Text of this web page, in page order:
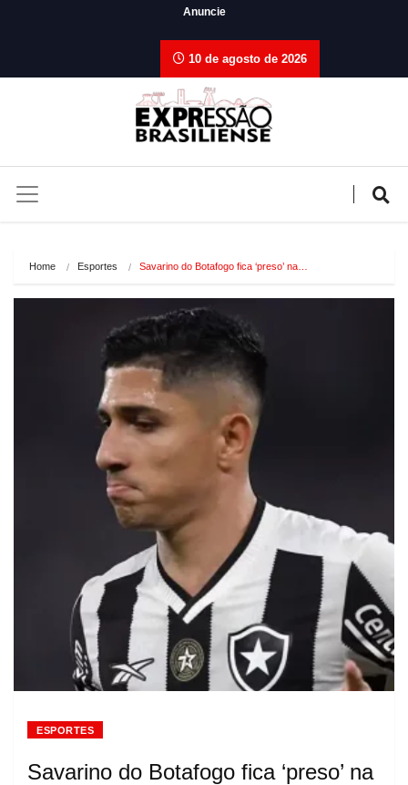
Anuncie
10 de agosto de 2026
Home Esportes Savarino do Botafogo fica ‘preso’ na…
ESPORTES
Savarino do Botafogo fica ‘preso’ na